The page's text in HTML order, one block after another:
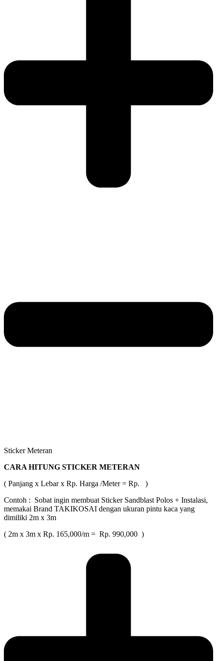
Sticker Meteran
CARA HITUNG STICKER METERAN
( Panjang x Lebar x Rp. Harga /Meter = Rp. )
Contoh : Sobat ingin membuat Sticker Sandblast Polos + Instalasi,
memakai Brand TAKIKOSAI dengan ukuran pintu kaca yang
dimiliki 2m x 3m
( 2m x 3m x Rp. 165,000/m = Rp. 990,000 )